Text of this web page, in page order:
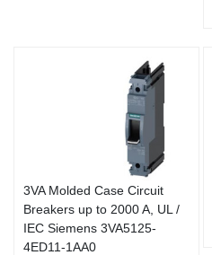
3VA Molded Case Circuit
Breakers up to 2000 A, UL /
IEC Siemens 3VA5125-
4ED11-1AA0